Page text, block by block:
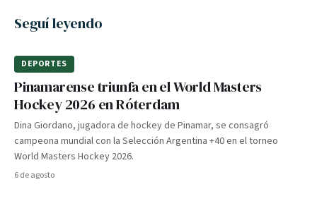
Seguí leyendo
DEPORTES
Pinamarense triunfa en el World Masters
Hockey 2026 en Róterdam
Dina Giordano, jugadora de hockey de Pinamar, se consagró
campeona mundial con la Selección Argentina +40 en el torneo
World Masters Hockey 2026.
6 de agosto